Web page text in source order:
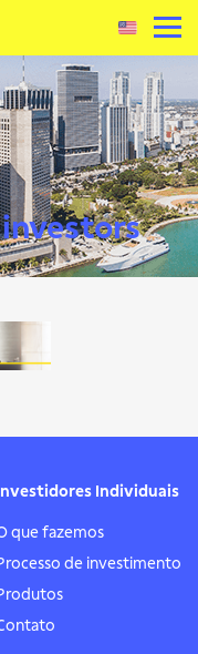
Individuais
que fazemos
de investimento